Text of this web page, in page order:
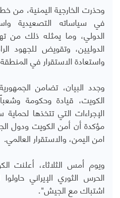
وحذرت الخارجية اليمنية، من
في سياساته التصعيدية
الدولي، وما يمثله ذلك من
الدوليين، وتقويض للجهود
واستعادة الاستقرار في
وجدد البيان، تضامن
الكويت، قيادة وحكومة
الإجراءات التي تتخذها لحماية
مؤكدة أن أمن الكويت ودول
امن اليمن، والاستقرار العالمي.
ويوم أمس الثلاثاء، أعلنت
الحرس الثوري الإيراني
اشتباك مع الجيش".